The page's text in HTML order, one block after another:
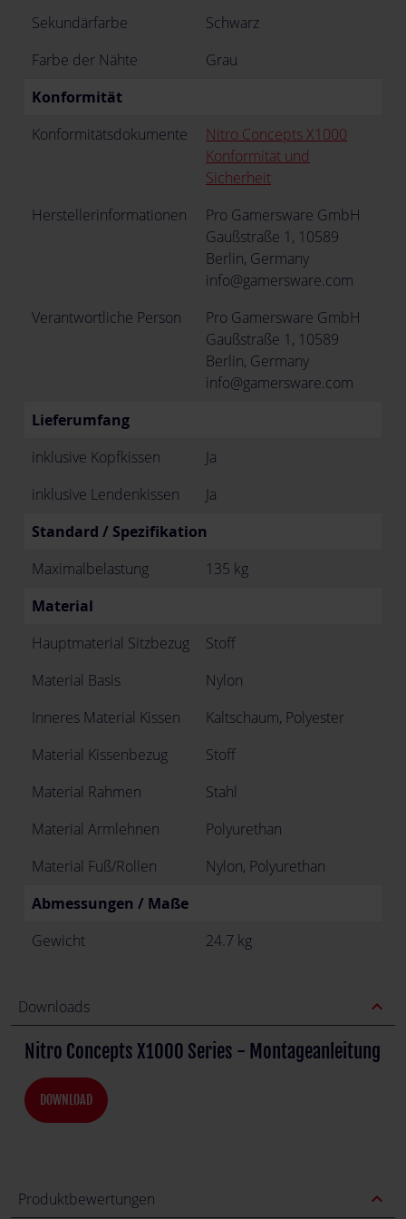
Sekundärfarbe
Schwarz
Farbe der Nähte
Grau
Konformität
Konformitätsdokumente
Nitro Concepts X1000
Konformität und
Sicherheit
Herstellerinformationen
Pro Gamersware GmbH
Gaußstraße 1, 10589
Berlin, Germany
info@gamersware.com
Verantwortliche Person
Pro Gamersware GmbH
Gaußstraße 1, 10589
Berlin, Germany
info@gamersware.com
Lieferumfang
inklusive Kopfkissen
Ja
inklusive Lendenkissen
Ja
Standard / Spezifikation
Maximalbelastung
135 kg
Material
Hauptmaterial Sitzbezug
Stoff
Material Basis
Nylon
Inneres Material Kissen
Kaltschaum, Polyester
Material Kissenbezug
Stoff
Material Rahmen
Stahl
Material Armlehnen
Polyurethan
Material Fuß/Rollen
Nylon, Polyurethan
Abmessungen / Maße
Gewicht
24.7 kg
Downloads expand_less
Nitro Concepts X1000 Series - Montageanleitung
DOWNLOAD
Produktbewertungen expand_less